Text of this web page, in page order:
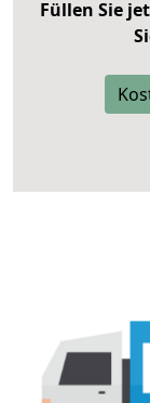
Füllen Sie